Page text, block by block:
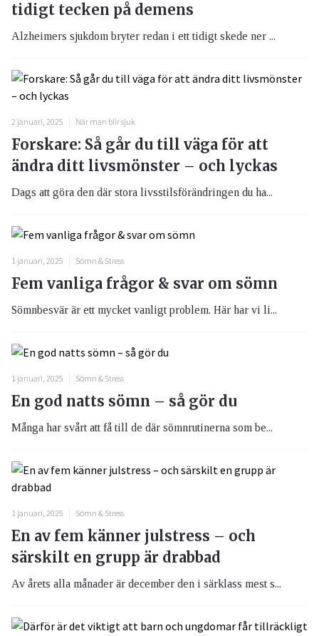
tidigt tecken på demens
Alzheimers sjukdom bryter redan i ett tidigt skede ner ...
2 januari, 2025 När man blir sjuk
Forskare: Så går du till väga för att
ändra ditt livsmönster – och lyckas
Dags att göra den där stora livsstilsförändringen du ha...
1 januari, 2025 Sömn & Stress
Fem vanliga frågor & svar om sömn
Sömnbesvär är ett mycket vanligt problem. Här har vi li...
1 januari, 2025 Sömn & Stress
En god natts sömn – så gör du
Många har svårt att få till de där sömnrutinerna som be...
1 januari, 2025 Sömn & Stress
En av fem känner julstress – och
särskilt en grupp är drabbad
Av årets alla månader är december den i särklass mest s...